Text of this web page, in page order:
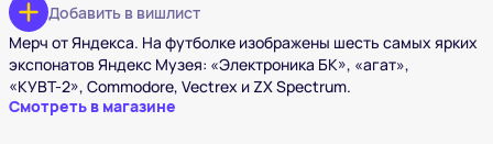
Добавить в вишлист
Мерч от Яндекса. На футболке изображены шесть самых ярких
экспонатов Яндекс Музея: «Электроника БК», «агат»,
«КУВТ-2», Commodore, Vectrex и ZX Spectrum.
Смотреть в магазине